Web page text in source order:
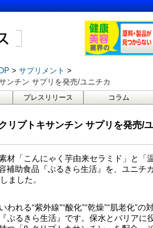
サプリメント
ンチン サプリを発売/ユニチカ
プレスリリース コラム
リプトキサンチン サプリを発売/
材「こんにゃく芋由来セラミド」と「
補助食品『ぷるきら生活』を、ユニチ
ました。
れる“紫外線”“酸化”“乾燥”“肌老化”の
ぷるきら生活』です。保水とバリアに